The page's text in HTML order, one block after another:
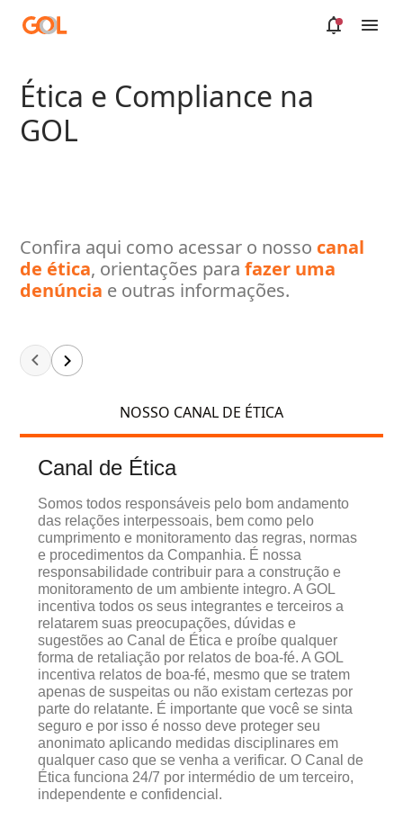
Pular para o Conteúdo principal
Ética e Compliance na
GOL
Confira aqui como acessar o nosso canal
de ética, orientações parafazer uma
denúncia e outras informações.
NOSSO CANAL DE ÉTICA